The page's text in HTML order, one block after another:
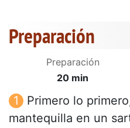
Preparación
Preparación
20 min
Primero lo
mantequilla en un